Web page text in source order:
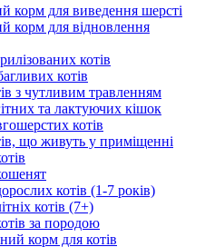
корм для виведення шерсті
корм для відновлення
котів
котів
з чутливим травленням
та лактуючих кішок
котів
що живуть у приміщенні
котів (1-7 років)
котів (7+)
за породою
корм для котів